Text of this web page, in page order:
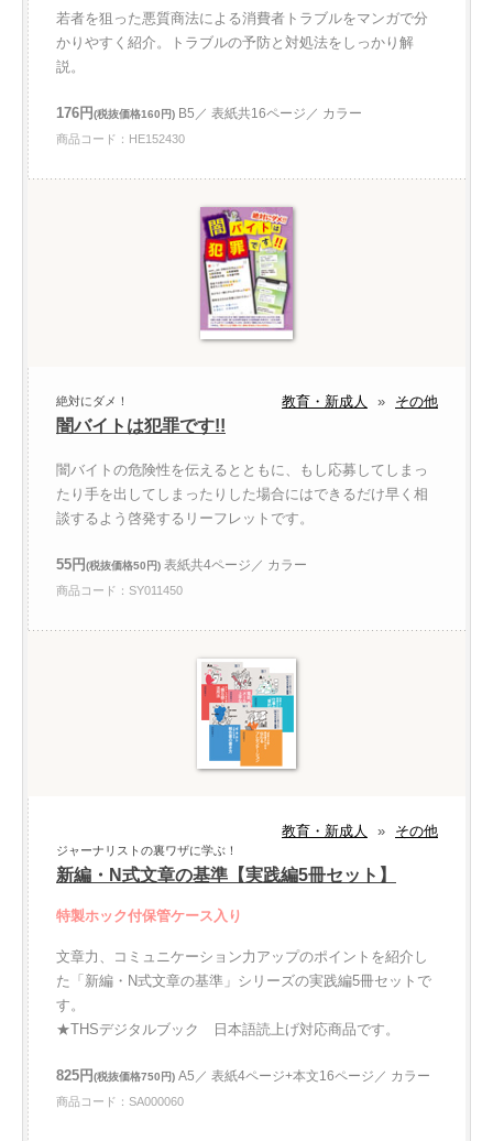
若者を狙った悪質商法による消費者トラブルをマンガで分
かりやすく紹介。トラブルの予防と対処法をしっかり解
説。
176円(税抜価格160円) B5／ 表紙共16ページ／ カラー
商品コード：HE152430
教育・新成人 » その他
絶対にダメ！
闇バイトは犯罪です!!
闇バイトの危険性を伝えるとともに、もし応募してしまっ
たり手を出してしまったりした場合にはできるだけ早く相
談するよう啓発するリーフレットです。
55円(税抜価格50円) 表紙共4ページ／ カラー
商品コード：SY011450
教育・新成人 » その他
ジャーナリストの裏ワザに学ぶ！
新編・N式文章の基準【実践編5冊セット】
特製ホック付保管ケース入り
文章力、コミュニケーション力アップのポイントを紹介し
た「新編・N式文章の基準」シリーズの実践編5冊セットで
す。
★THSデジタルブック 日本語読上げ対応商品です。
825円(税抜価格750円) A5／ 表紙4ページ+本文16ページ／ カラー
商品コード：SA000060